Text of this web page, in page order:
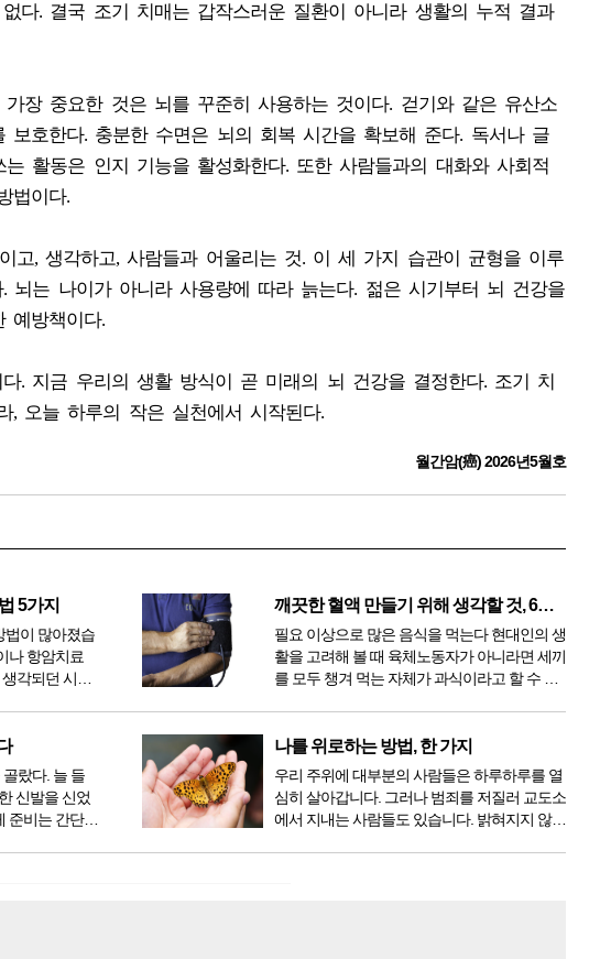
다. 결국 조기 치매는 갑작스러운 질환이 아니라 생활의 누적 결과
장 중요한 것은 뇌를 꾸준히 사용하는 것이다. 걷기와 같은 유산소
보호한다. 충분한 수면은 뇌의 회복 시간을 확보해 준다. 독서나 글
활동은 인지 기능을 활성화한다. 또한 사람들과의 대화와 사회적
법이다.
고, 생각하고, 사람들과 어울리는 것. 이 세 가지 습관이 균형을 이루
뇌는 나이가 아니라 사용량에 따라 늙는다. 젊은 시기부터 뇌 건강을
예방책이다.
. 지금 우리의 생활 방식이 곧 미래의 뇌 건강을 결정한다. 조기 치
, 오늘 하루의 작은 실천에서 시작된다.
월간암(癌) 2026년5월호
5가지
법이 많아졌습
나 항암치료
각되던 시절
방법이 하나
깨끗한 혈액 만들기 위해 생각할 것, 6가지
필요 이상으로 많은 음식을 먹는다 현대인의 생
활을 고려해 볼 때 육체노동자가 아니라면 세끼
를 모두 챙겨 먹는 자체가 과식이라고 할 수 있
점심, 저녁을 습관적으로 음식을 섭취한다. 게
다...
랐다. 늘 들
신발을 신었
비는 간단했
나를 위로하는 방법, 한 가지
우리 주위에 대부분의 사람들은 하루하루를 열
심히 살아갑니다. 그러나 범죄를 저질러 교도소
에서 지내는 사람들도 있습니다. 밝혀지지 않았